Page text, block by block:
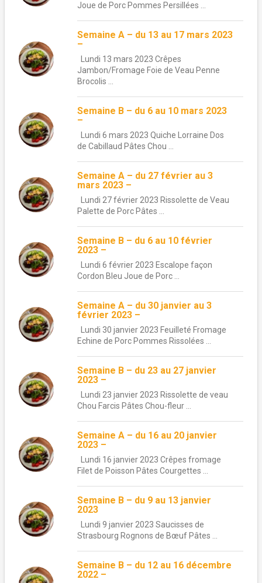
Joue de Porc Pommes Persillées ...
Semaine A – du 13 au 17 mars 2023
–
Lundi 13 mars 2023 Crêpes
Jambon/Fromage Foie de Veau Penne
Brocolis ...
Semaine B – du 6 au 10 mars 2023
–
Lundi 6 mars 2023 Quiche Lorraine Dos
de Cabillaud Pâtes Chou ...
Semaine A – du 27 février au 3
mars 2023 –
Lundi 27 février 2023 Rissolette de Veau
Palette de Porc Pâtes ...
Semaine B – du 6 au 10 février
2023 –
Lundi 6 février 2023 Escalope façon
Cordon Bleu Joue de Porc ...
Semaine A – du 30 janvier au 3
février 2023 –
Lundi 30 janvier 2023 Feuilleté Fromage
Echine de Porc Pommes Rissolées ...
Semaine B – du 23 au 27 janvier
2023 –
Lundi 23 janvier 2023 Rissolette de veau
Chou Farcis Pâtes Chou-fleur ...
Semaine A – du 16 au 20 janvier
2023 –
Lundi 16 janvier 2023 Crêpes fromage
Filet de Poisson Pâtes Courgettes ...
Semaine B – du 9 au 13 janvier
2023
Lundi 9 janvier 2023 Saucisses de
Strasbourg Rognons de Bœuf Pâtes ...
Semaine B – du 12 au 16 décembre
2022 –